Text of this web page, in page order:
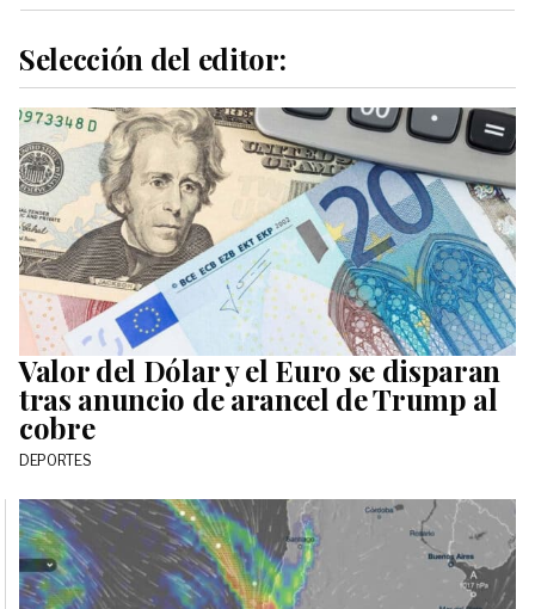
Selección del editor:
Valor del Dólar y el Euro se disparan
tras anuncio de arancel de Trump al
cobre
DEPORTES